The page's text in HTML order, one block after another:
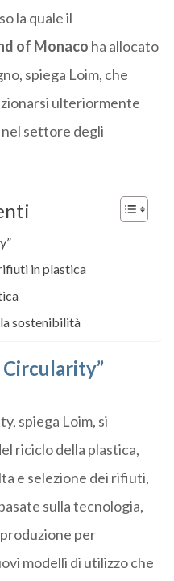
la quale il
of Monaco ha allocato
spiega Loim, che
ulteriormente
nel settore degli
in plastica
sostenibilità
Circularity”
spiega Loim, si
riciclo della plastica,
e selezione dei rifiuti,
sulla tecnologia,
per
modelli di utilizzo che